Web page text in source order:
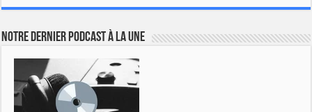
Notre dernier podcast à la une